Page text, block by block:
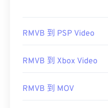
RMVB 到 PSP Video
RMVB 到 Xbox Video
RMVB 到 MOV